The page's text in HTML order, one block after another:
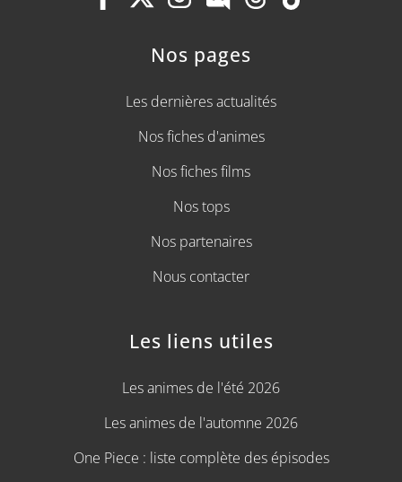
Nos pages
Les dernières actualités
Nos fiches d'animes
Nos fiches films
Nos tops
Nos partenaires
Nous contacter
Les liens utiles
Les animes de l'été 2026
Les animes de l'automne 2026
One Piece : liste complète des épisodes